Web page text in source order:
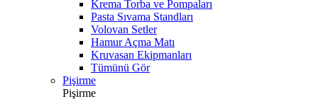
Krema Torba ve Pompaları
Pasta Sıvama Standları
Volovan Setler
Hamur Açma Matı
Kruvasan Ekipmanları
Tümünü Gör
Pişirme
Pişirme